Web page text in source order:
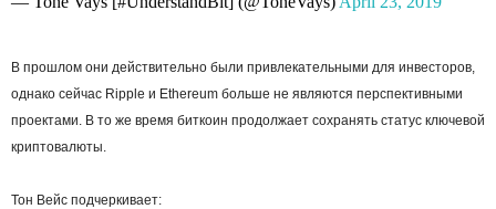
В прошлом они действительно были привлекательными для инвесторов,
однако сейчас Ripple и Ethereum больше не являются перспективными
проектами. В то же время биткоин продолжает сохранять статус ключевой
криптовалюты.
Тон Вейс подчеркивает: